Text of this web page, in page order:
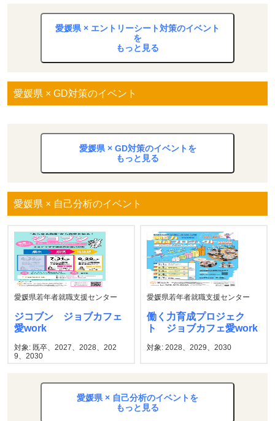
愛媛県 × エントリーシート対策のイベント
を
もっと見る
愛媛県 × GD対策のイベント
愛媛県 × GD対策のイベントを
もっと見る
愛媛県 × 自己分析のイベント
愛媛県若年者就職支援センター
ジコブン ジョブカフェ
愛work
対象: 既卒、2027、2028、202
9、2030
愛媛県若年者就職支援センター
働く力育成プロジェク
ト ジョブカフェ愛work
対象: 2028、2029、2030
愛媛県 × 自己分析のイベントを
もっと見る